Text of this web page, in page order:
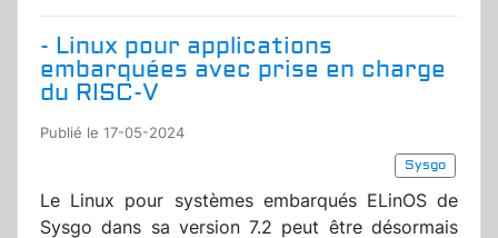
- Linux pour applications
embarquées avec prise en charge
du RISC-V
Publié le 17-05-2024
Sysgo
Le Linux pour systèmes embarqués ELinOS de
Sysgo dans sa version 7.2 peut être désormais